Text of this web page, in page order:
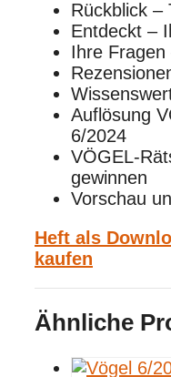
Rückblick –
Entdeckt –
Ihre Fragen
Auflösung
6/2024
VÖGEL-
gewinnen
Vorschau
Heft als
kaufen
Ähnliche